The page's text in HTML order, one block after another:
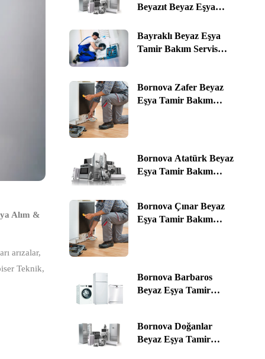
Alım &
arızalar,
Teknik,
Beyazıt Beyaz Eşya
Alım & Satım ☎️ 0535
464 76 78 | İzmir
Bayraklı Beyaz Eşya
Tamir Bakım Servis
Bornova Zafer Beyaz
Eşya Tamir Bakım
Bornova Atatürk Beyaz
Eşya Tamir Bakım
Bornova Çınar Beyaz
Eşya Tamir Bakım
Bornova Barbaros
Beyaz Eşya Tamir
İzmir
Bornova Doğanlar
Beyaz Eşya Tamir